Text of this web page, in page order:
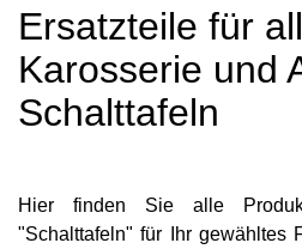
Ersatzteile für
Karosserie und
Schalttafeln
Hier finden Sie alle
"Schalttafeln" für Ihr gewähltes